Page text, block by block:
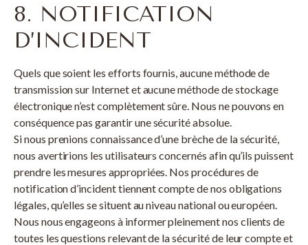
8. NOTIFICATION
D’INCIDENT
Quels que soient les efforts fournis, aucune méthode de
transmission sur Internet et aucune méthode de stockage
électronique n’est complètement sûre. Nous ne pouvons en
conséquence pas garantir une sécurité absolue.
Si nous prenions connaissance d’une brèche de la sécurité,
nous avertirions les utilisateurs concernés afin qu’ils puissent
prendre les mesures appropriées. Nos procédures de
notification d’incident tiennent compte de nos obligations
légales, qu’elles se situent au niveau national ou européen.
Nous nous engageons à informer pleinement nos clients de
toutes les questions relevant de la sécurité de leur compte et